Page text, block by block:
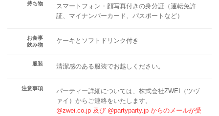
持ち物
スマートフォン・顔写真付きの身分証（運転免許
証、マイナンバーカード、パスポートなど）
お食事
飲み物
ケーキとソフトドリンク付き
服装 清潔感のある服装でお越しください。
注意事項
パーティー詳細については、株式会社ZWEI（ツヴ
ァイ）からご連絡をいたします。
@zwei.co.jp 及び @partyparty.jp からのメールが受